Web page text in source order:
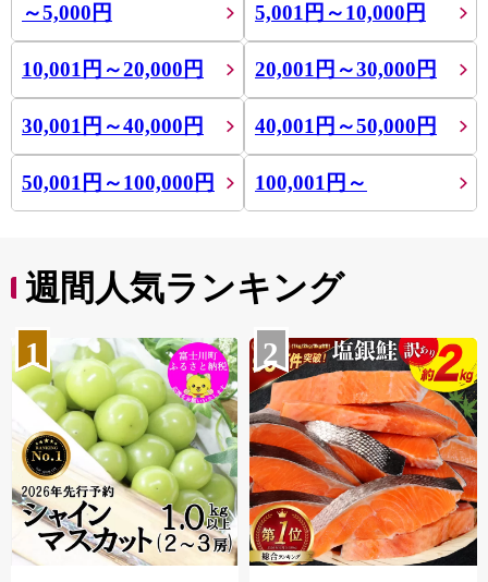
～5,000円 5,001円～10,000円
10,001円～20,000円 20,001円～30,000円
30,001円～40,000円 40,001円～50,000円
50,001円～100,000円 100,001円～
週間人気ランキング
1 2